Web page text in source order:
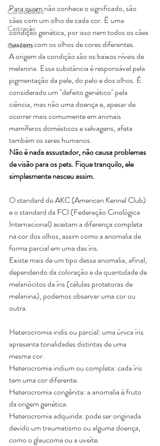
Curiosidades
Castração
Genética
Para quem não conhece o significado, são
cães com um olho de cada cor. É uma
condição genética, por isso nem todos os cães
nascem com os olhos de cores diferentes.
A origem da condição são os baixos níveis de
melanina. Essa substância é responsável pela
pigmentação da pele, do pelo e dos olhos. É
considerado um "defeito genético" pela
ciência, mas não uma doença e, apesar de
ocorrer mais comumente em animais
mamíferos domésticos e selvagens, afeta
também os seres humanos.
Não é nada assustador, não causa problemas
de visão para os pets. Fique tranquilo, ele
simplesmente nasceu assim.
O standard do AKC (American Kennel Club)
e o standard da FCI (Federação Cinológica
Internacional) aceitam a diferença completa
na cor dos olhos, assim como a anomalia de
forma parcial em uma das íris.
Existe mais de um tipo dessa anomalia, afinal,
dependendo da coloração e da quantidade de
melanócitos da íris (células protetoras de
melanina), podemos observar uma cor ou
outra.
Heterocromia iridis ou parcial: uma única íris
apresenta tonalidades distintas de uma
mesma cor.
Heterocromia iridium ou completa: cada íris
tem uma cor diferente.
Heterocromia congênita: a anomalia é fruto
da origem genética.
Heterocromia adquirida: pode ser originada
devido um traumatismo ou alguma doença,
como o glaucoma ou a uveíte.